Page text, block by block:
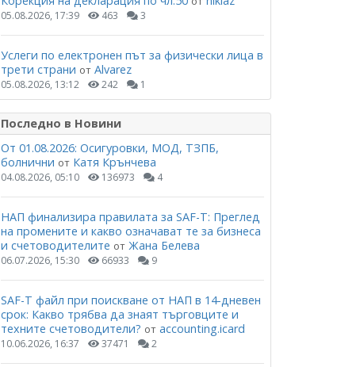
05.08.2026, 17:39 463 3
Услеги по електронен път за физически лица в
трети страни от Alvarez
05.08.2026, 13:12 242 1
Последно в Новини
От 01.08.2026: Осигуровки, МОД, ТЗПБ,
болнични от Катя Крънчева
04.08.2026, 05:10 136973 4
НАП финализира правилата за SAF-T: Преглед
на промените и какво означават те за бизнеса
и счетоводителите от Жана Белева
06.07.2026, 15:30 66933 9
SAF-T файл при поискване от НАП в 14-дневен
срок: Какво трябва да знаят търговците и
техните счетоводители? от accounting.icard
10.06.2026, 16:37 37471 2